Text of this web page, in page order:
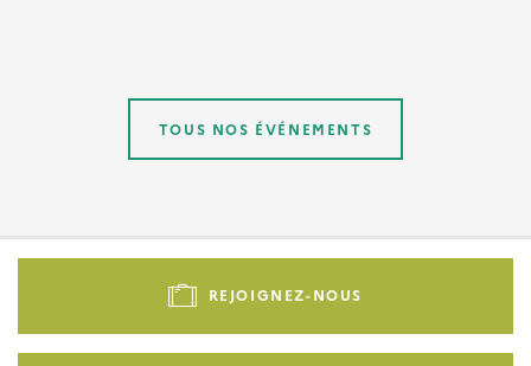
TOUS NOS ÉVÉNEMENTS
Pied
-
REJOIGNEZ-NOUS